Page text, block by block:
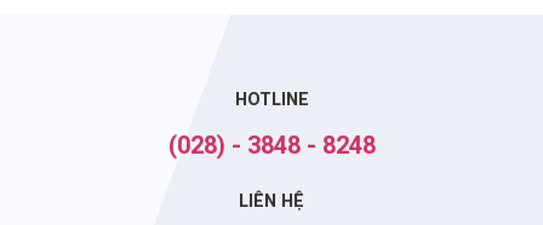
HOTLINE
(028) - 3848 - 8248
LIÊN HỆ